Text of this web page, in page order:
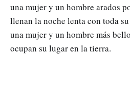
una mujer y un hombre arados
llenan la noche lenta con toda
una mujer y un hombre más
ocupan su lugar en la tierra.